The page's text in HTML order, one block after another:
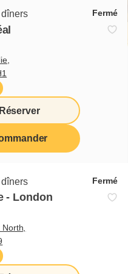
Fermé
Réserver
Fermé
- London
Je
à l’écoute de
Jamais je
être vrai. Pourtant,
dans nos écoles
fermés et même dans
de protection
insaisissable.